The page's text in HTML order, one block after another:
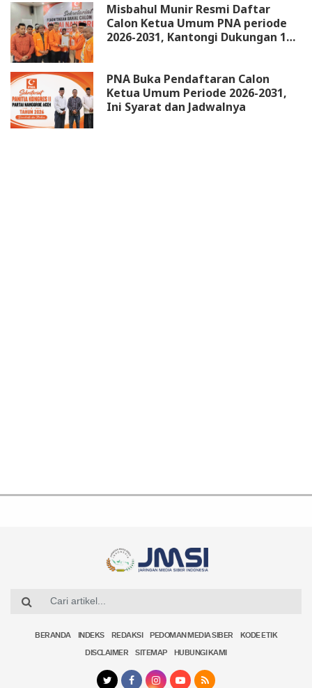
Misbahul Munir Resmi Daftar
Calon Ketua Umum PNA periode
2026-2031, Kantongi Dukungan 18
PNA Buka Pendaftaran Calon
Ketua Umum Periode 2026-2031,
Ini Syarat dan Jadwalnya
BERANDA INDEKS REDAKSI PEDOMAN MEDIA SIBER KODE ETIK
DISCLAIMER SITEMAP HUBUNGI KAMI